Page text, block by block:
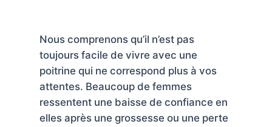
Nous comprenons qu’il n’est pas
toujours facile de vivre avec une
poitrine qui ne correspond plus à vos
attentes. Beaucoup de femmes
ressentent une baisse de confiance en
elles après une grossesse ou une perte